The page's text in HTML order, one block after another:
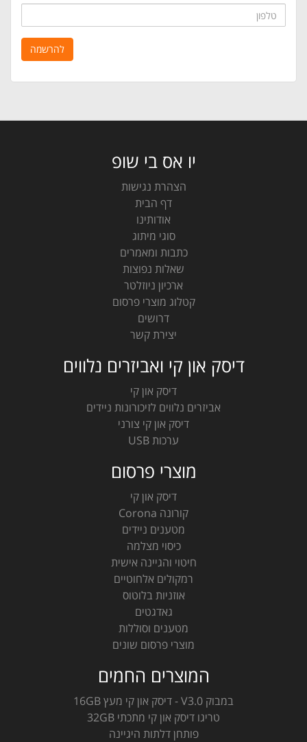
טלפון
להרשמה
יו אס בי שופ
הצהרת נגישות
דף הבית
אודותינו
סוגי מיתוג
כתבות ומאמרים
שאלות נפוצות
ארכיון ניוזלטר
קטלוג מוצרי פרסום
דרושים
יצירת קשר
דיסק און קי ואביזרים נלווים
דיסק און קי
אביזרים נלווים לזיכורונות ניידים
דיסק און קי צורני
ערכות USB
מוצרי פרסום
דיסק און קי
קורונה Corona
מטענים ניידים
כיסוי מצלמה
חיטוי והגיינה אישית
רמקולים אלחוטיים
אוזניות בלוטוס
גאדגטים
מטענים וסוללות
מוצרי פרסום שונים
המוצרים החמים
במבוק V3.0 - דיסק און קי מעץ 16GB
טריגו דיסק און קי מתכתי 32GB
פותחן דלתות היגיינה